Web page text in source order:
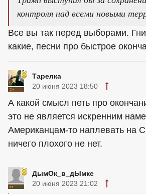
контроля над всеми новыми
Все вы так перед выборами.
какие, песни про быстрое
Тарелка
20 июня 2023 18:50
А какой смысл петь про
это не является искренним
Американцам-то наплевать на
ничего плохого не нет.
ДымОк_в_дЫмке
20 июня 2023 21:02